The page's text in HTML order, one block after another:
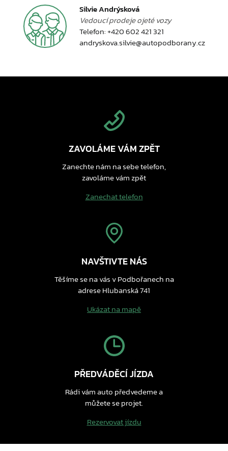
Silvie Andrýsková
Vedoucí prodeje ojeté vozy
Telefon:+420 602 421 321
andryskova.silvie@autopodborany.cz
ZAVOLÁME VÁM ZPĚT
Zanechte nám na sebe telefon,
zavoláme vám zpět
Zanechat telefon
NAVŠTIVTE NÁS
Těšíme se na vás v Podbořanech na
adrese Hlubanská 741
Ukázat na mapě
PŘEDVÁDĚCÍ JÍZDA
Rádi vám auto předvedeme a
můžete se projet.
Rezervovat jízdu